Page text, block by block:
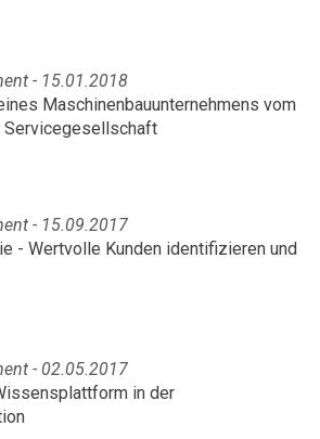
- 15.01.2018
Maschinenbauunternehmens vom
Servicegesellschaft
- 15.09.2017
- Wertvolle Kunden identifizieren und
- 02.05.2017
in der